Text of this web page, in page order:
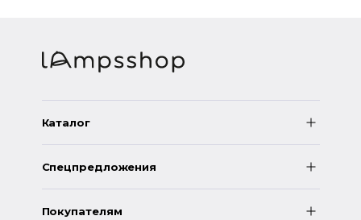
Каталог
Спецпредложения
Покупателям